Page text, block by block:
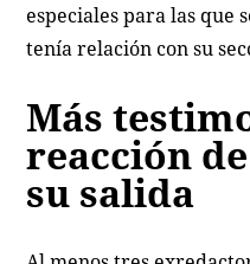
especiales para las que
tenía relación con su
Más
reacción
su salida